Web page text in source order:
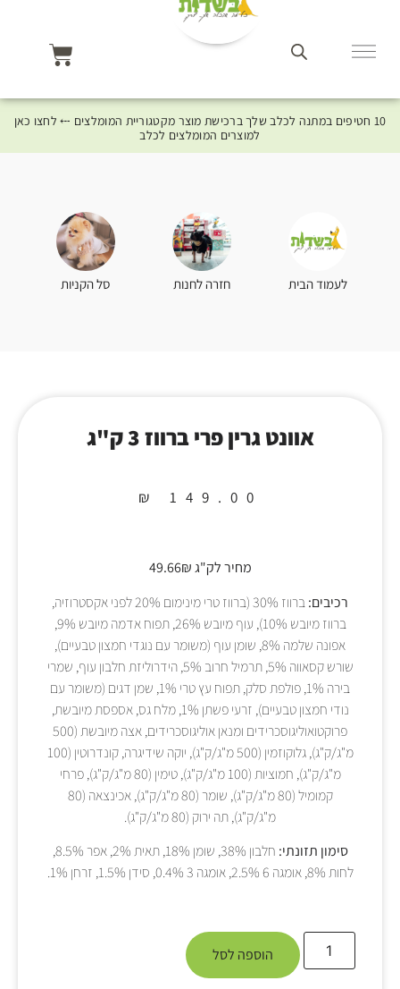
10 חטיפים במתנה לכלב שלך ברכישת מוצר מקטגוריית המומלצים ⤎ לחצו כאן
למוצרים המומלצים לכלב
לעמוד הבית חזרה לחנות סל הקניות
אוונט גרין פרי ברווז 3 ק"ג
₪ 149.00
מחיר לק"ג 49.66₪
רכיבים:
ברווז 30% (ברווז טרי מינימום 20% לפני אקסטרוזיה,
ברווז מיובש 10%), עוף מיובש 26%, תפוח אדמה מיובש 9%,
אפונה שלמה 8%, שומן עוף (משומר עם נוגדי חמצון טבעיים),
שורש קסאווה 5%, תרמיל חרוב 5%, הידרוליזת חלבון עוף, שמרי
בירה 1%, פולפת סלק, תפוח עץ טרי 1%, שמן דגים (משומר עם
נודי חמצון טבעיים), זרעי פשתן 1%, מלח גס, אספסת מיובשת,
פרוקטואוליגוסכרידים ומנאן אוליגוסכרידים, אצה מיובשת (500
מ"ג/ק"ג), גלוקוזמין (500 מ"ג/ק"ג), יוקה שידיגרה, קונדרוטין (100
מ"ג/ק"ג), חמוציות (100 מ"ג/ק"ג), טימין (80 מ"ג/ק"ג), פרחי
קמומיל (80 מ"ג/ק"ג), שומר (80 מ"ג/ק"ג), אכינצאה (80
מ"ג/ק"ג), תה ירוק (80 מ"ג/ק"ג).
סימון תזונתי:
חלבון 38%, שומן 18%, תאית 2%, אפר 8.5%,
לחות 8%, אומגה 6 2.5%, אומגה 3 0.4%, סידן 1.5%, זרחן 1%.
הוספה לסל